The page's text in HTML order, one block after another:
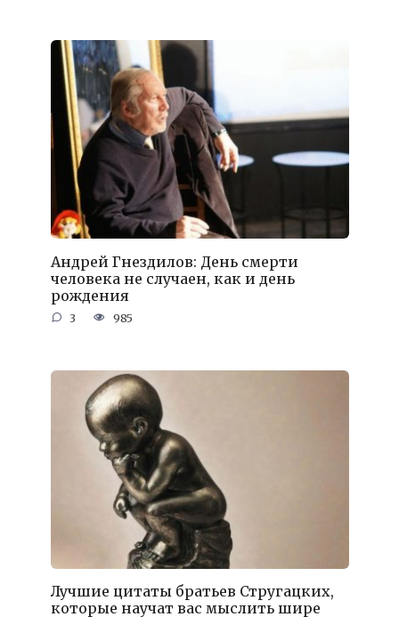
Андрей Гнездилов: День смерти
человека не случаен, как и день
рождения
3 985
Лучшие цитаты братьев Стругацких,
которые научат вас мыслить шире